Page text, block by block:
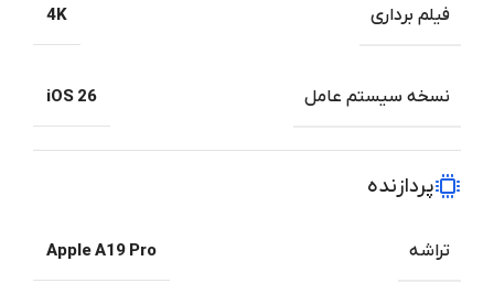
فیلم برداری 4K
نسخه سیستم عامل iOS 26
پردازنده
تراشه Apple A19 Pro